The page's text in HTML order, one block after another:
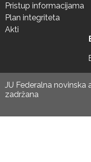
Pristup informacijama
Plan integriteta
Akti
JU Federalna novinska
zadržana